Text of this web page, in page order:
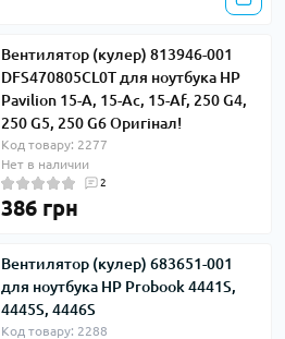
Вентилятор (кулер) 813946-001
DFS470805CL0T для ноутбука HP
Pavilion 15-A, 15-Ac, 15-Af, 250 G4,
250 G5, 250 G6 Оригінал!
Код товару: 2277
Нет в наличии
2
386 грн
Вентилятор (кулер) 683651-001
для ноутбука HP Probook 4441S,
4445S, 4446S
Код товару: 2288